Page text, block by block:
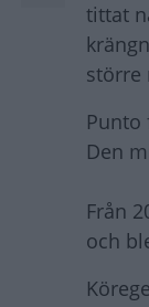
tittat
större
Den
Från
och